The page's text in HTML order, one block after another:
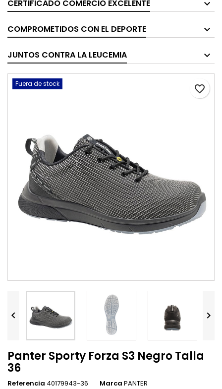
CERTIFICADO COMERCIO EXCELENTE
COMPROMETIDOS CON EL DEPORTE
JUNTOS CONTRA LA LEUCEMIA
favorite_border
Fuera de stock
 
Panter Sporty Forza S3 Negro Talla
36
Referencia 40179943-36 Marca PANTER